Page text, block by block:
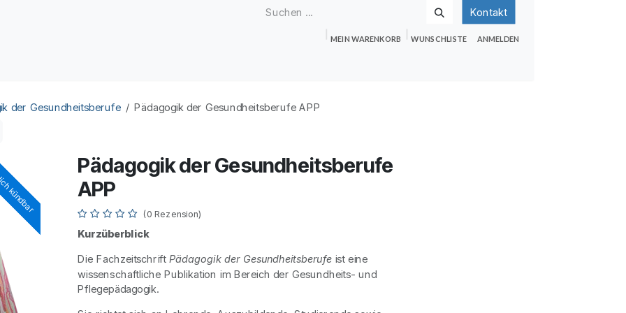
Kontakt
MEIN WARENKORB WUNSCHLISTE ANMELDEN
der Gesundheitsberufe Pädagogik der Gesundheitsberufe APP
Pädagogik der Gesundheitsberufe
APP
(0 Rezension)
Kurzüberblick
Die Fachzeitschrift Pädagogik der Gesundheitsberufe ist eine
wissenschaftliche Publikation im Bereich der Gesundheits- und
Pflegepädagogik.